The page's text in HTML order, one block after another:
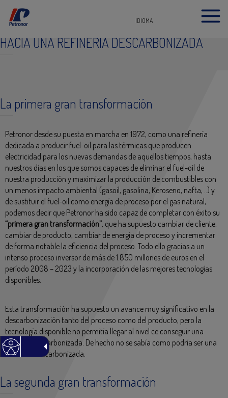
IDIOMA
HACIA UNA REFINERÍA DESCARBONIZADA
La primera gran transformación
Petronor desde su puesta en marcha en 1972, como una refinería
dedicada a producir fuel-oil para las térmicas que producen
electricidad para los nuevas demandas de aquellos tiempos, hasta
nuestros días en los que somos capaces de eliminar el fuel-oil de
nuestra producción y maximizar la producción de combustibles con
un menos impacto ambiental (gasoil, gasolina, Keroseno, nafta, ..) y
de sustituir el fuel-oil como energía de proceso por el gas natural,
podemos decir que Petronor ha sido capaz de completar con éxito su
“primera gran transformación”, que ha supuesto cambiar de cliente,
cambiar de producto, cambiar de energía de proceso y incrementar
de forma notable la eficiencia del proceso. Todo ello gracias a un
intenso proceso inversor de más de 1.850 millones de euros en el
período 2008 – 2023 y la incorporación de las mejores tecnologías
disponibles.
Esta transformación ha supuesto un avance muy significativo en la
descarbonización tanto del proceso como del producto, pero la
tecnología disponible no permitía llegar al nivel ce conseguir una
refinería descarbonizada. De hecho no se sabía como podría ser una
Refinería descarbonizada.
La segunda gran transformación